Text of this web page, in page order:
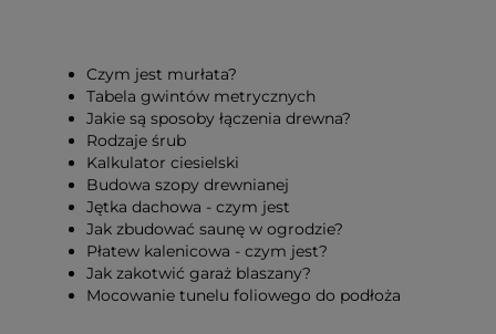
Czym jest murłata?
Tabela gwintów metrycznych
Jakie są sposoby łączenia drewna?
Rodzaje śrub
Kalkulator ciesielski
Budowa szopy drewnianej
Jętka dachowa - czym jest
Jak zbudować saunę w ogrodzie?
Płatew kalenicowa - czym jest?
Jak zakotwić garaż blaszany?
Mocowanie tunelu foliowego do podłoża